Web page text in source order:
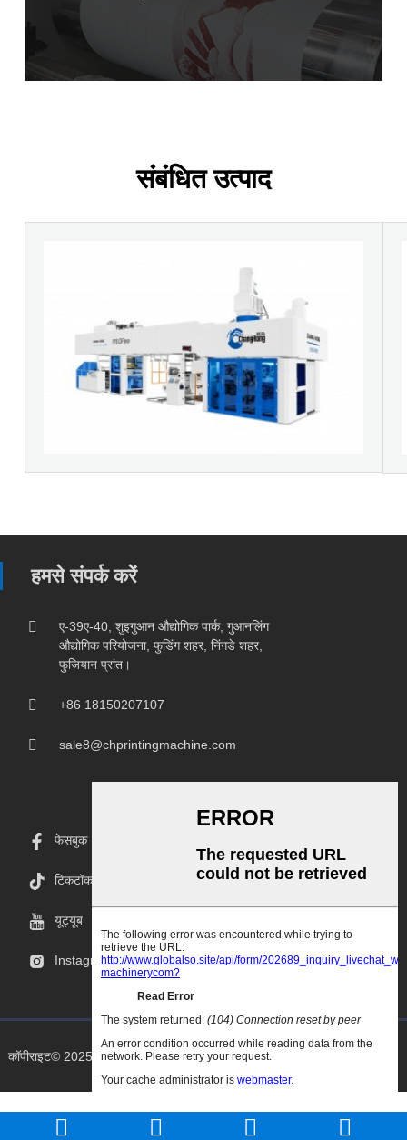
संबंधित उत्पाद
हमसे संपर्क करें
ए-39ए-40, शुइगुआन औद्योगिक पार्क, गुआनलिंग
औद्योगिक परियोजना, फुडिंग शहर, निंगडे शहर,
फुजियान प्रांत।
+86 18150207107
sale8@chprintingmachine.com
फेसबुक
टिकटॉक
यूट्यूब
Instagram
कॉपीराइट© 2025 Goodao.Cn सर्वाधिकार सुरक्षित